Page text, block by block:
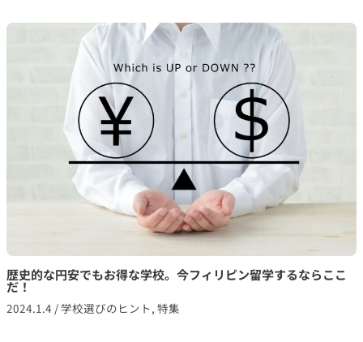
歴史的な円安でもお得な学校。今フィリピン留学するならここ
だ！
2024.1.4 / 学校選びのヒント,特集